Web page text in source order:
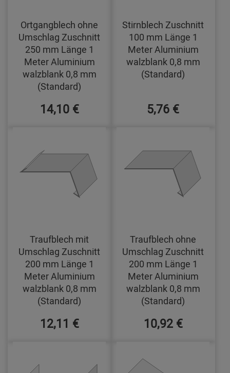
Ortgangblech ohne
Umschlag Zuschnitt
250 mm Länge 1
Meter Aluminium
walzblank 0,8 mm
(Standard)
14,10 €
Stirnblech Zuschnitt
100 mm Länge 1
Meter Aluminium
walzblank 0,8 mm
(Standard)
5,76 €
Traufblech mit
Umschlag Zuschnitt
200 mm Länge 1
Meter Aluminium
walzblank 0,8 mm
(Standard)
12,11 €
Traufblech ohne
Umschlag Zuschnitt
200 mm Länge 1
Meter Aluminium
walzblank 0,8 mm
(Standard)
10,92 €